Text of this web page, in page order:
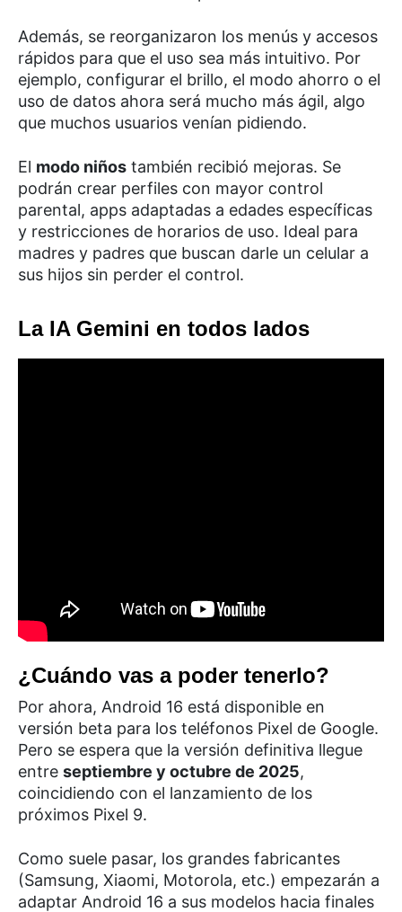
Además, se reorganizaron los menús y accesos
rápidos para que el uso sea más intuitivo. Por
ejemplo, configurar el brillo, el modo ahorro o el
uso de datos ahora será mucho más ágil, algo
que muchos usuarios venían pidiendo.
El modo niños también recibió mejoras. Se
podrán crear perfiles con mayor control
parental, apps adaptadas a edades específicas
y restricciones de horarios de uso. Ideal para
madres y padres que buscan darle un celular a
sus hijos sin perder el control.
La IA Gemini en todos lados
¿Cuándo vas a poder tenerlo?
Por ahora, Android 16 está disponible en
versión beta para los teléfonos Pixel de Google.
Pero se espera que la versión definitiva llegue
entre septiembre y octubre de 2025,
coincidiendo con el lanzamiento de los
próximos Pixel 9.
Como suele pasar, los grandes fabricantes
(Samsung, Xiaomi, Motorola, etc.) empezarán a
adaptar Android 16 a sus modelos hacia finales